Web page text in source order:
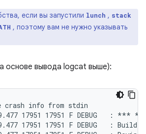
если вы запустили lunch , stack
, поэтому вам не нужно указывать
основе вывода logcat выше):
crash info from stdin
17951 17951 F
17951 17951 F DEBUG   :